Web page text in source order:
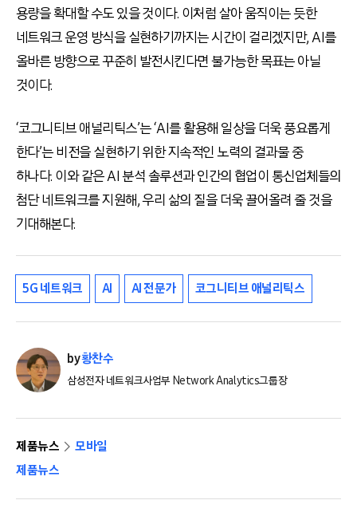
용량을 확대할 수도 있을 것이다. 이처럼 살아 움직이는 듯한
네트워크 운영 방식을 실현하기까지는 시간이 걸리겠지만, AI를
올바른 방향으로 꾸준히 발전시킨다면 불가능한 목표는 아닐
것이다.
‘코그니티브 애널리틱스’는 ‘AI를 활용해 일상을 더욱 풍요롭게
한다’는 비전을 실현하기 위한 지속적인 노력의 결과물 중
하나다. 이와 같은 AI 분석 솔루션과 인간의 협업이 통신업체들의
첨단 네트워크를 지원해, 우리 삶의 질을 더욱 끌어올려 줄 것을
기대해본다.
5G 네트워크 AI AI 전문가 코그니티브 애널리틱스
by황찬수
삼성전자 네트워크사업부 Network Analytics그룹장
제품뉴스
모바일
제품뉴스